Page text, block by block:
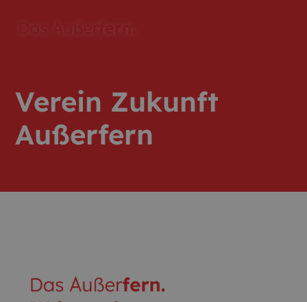
Verein Zukunft
Außerfern